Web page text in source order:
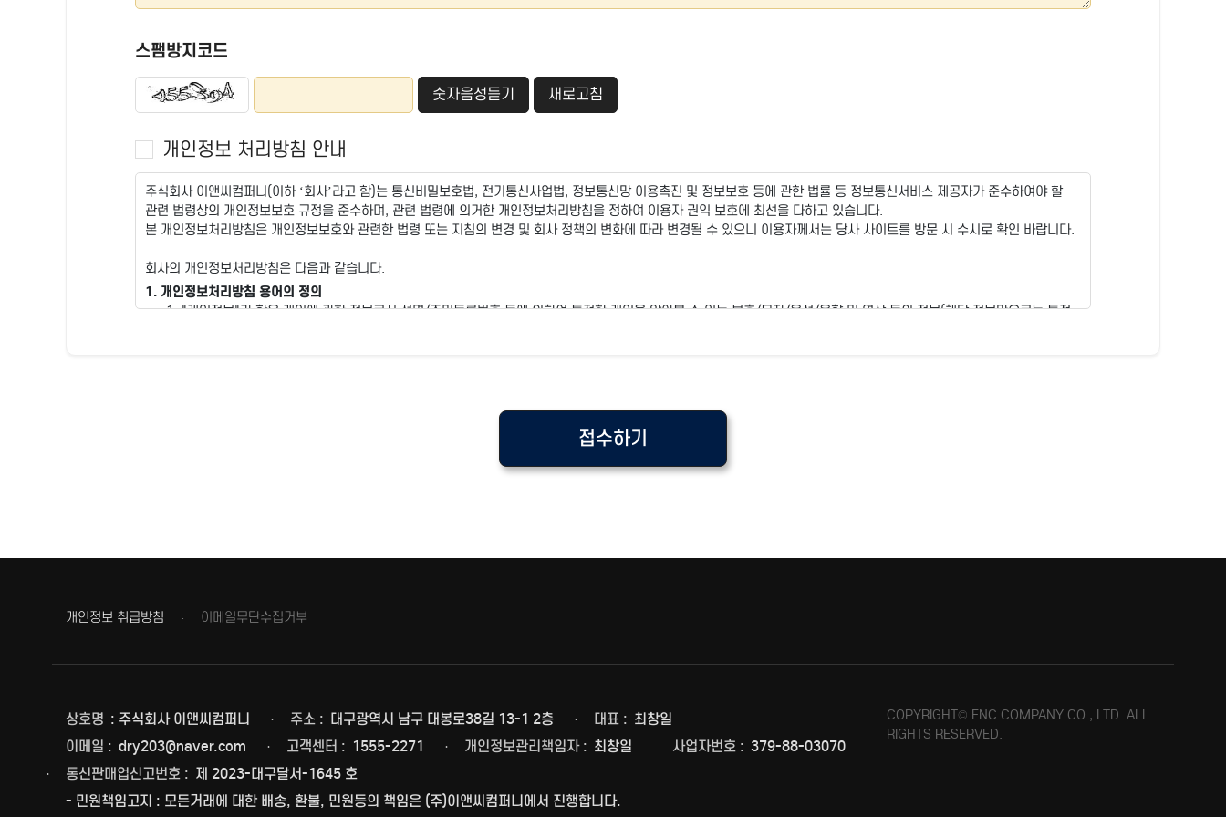
스팸방지코드
숫자음성듣기 새로고침
개인정보 처리방침 안내
주식회사 이앤씨컴퍼니(이하 ‘회사’라고 함)는 통신비밀보호법, 전기통신사업법, 정보통신망 이용촉진 및 정보보호 등에 관한 법률 등 정보통신서비스 제공자가 준수하여야 할
관련 법령상의 개인정보보호 규정을 준수하며, 관련 법령에 의거한 개인정보처리방침을 정하여 이용자 권익 보호에 최선을 다하고 있습니다.
본 개인정보처리방침은 개인정보보호와 관련한 법령 또는 지침의 변경 및 회사 정책의 변화에 따라 변경될 수 있으니 이용자께서는 당사 사이트를 방문 시 수시로 확인 바랍니다.
회사의 개인정보처리방침은 다음과 같습니다.
1. 개인정보처리방침 용어의 정의
"개인정보"라 함은 개인에 관한 정보로서 성명/주민등록번호 등에 의하여 특정한 개인을 알아볼 수 있는 부호/문자/음성/음향 및 영상 등의 정보(해당 정보만으로는 특정
이에 이용자가 동의의 의사표시가 있는 경우 개인정보의 수집에 동의한 것으로 봅니다.
수집하는 개인정보의 항목은 원활한 고객상담, 각종 서비스의 제공을 위해 아래와 같은 개인정보를 수집하고 있습니다.
회원가입 : 이름, 생년월일, 성별, 내외국인정보, 휴대전화번호
회사는 만14세 미만 아동의 개인정보를 수집하는 경우 법정대리인의 동의를 받습니다.
14세 미만 아동의 법정대리인은 아동의 개인정보의 열람, 정정, 동의철회를 요청할 수 있으며, 이러한 요청이 있을 경우 회사는 지체없이 필요한 조치를 취합니다.
서비스 제공
규 서비스 개발 및 마케팅/광고에 활용
이벤트 등 광고성 정보 전달, 이벤트 당첨 시 물품배송
접속 빈도 파악 또는 이용자의 서비스 이용에 대한 통계
6. 개인정보의 보유 및 이용기간
접수하기
개인정보 취급방침 이메일무단수집거부
상호명 : 주식회사 이앤씨컴퍼니 주소 : 대구광역시 남구 대봉로38길 13-1 2층 대표 : 최창일
이메일 : dry203@naver.com 고객센터 : 1555-2271 개인정보관리책임자 : 최창일 사업자번호 : 379-88-03070
통신판매업신고번호 : 제 2023-대구달서-1645 호
- 민원책임고지 : 모든거래에 대한 배송, 환불, 민원등의 책임은 (주)이앤씨컴퍼니에서 진행합니다.
COPYRIGHT© ENC COMPANY CO., LTD. ALL
RIGHTS RESERVED.